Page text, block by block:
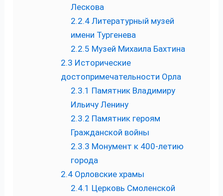
Лескова
2.2.4 Литературный музей
имени Тургенева
2.2.5 Музей Михаила Бахтина
2.3 Исторические
достопримечательности Орла
2.3.1 Памятник Владимиру
Ильичу Ленину
2.3.2 Памятник героям
Гражданской войны
2.3.3 Монумент к 400-летию
города
2.4 Орловские храмы
2.4.1 Церковь Смоленской